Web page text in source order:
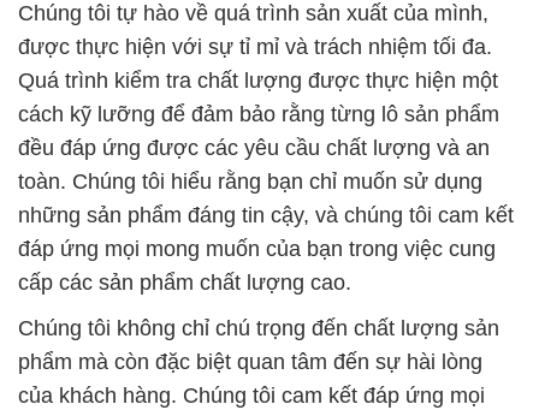
Chúng tôi tự hào về quá trình sản xuất của mình,
được thực hiện với sự tỉ mỉ và trách nhiệm tối đa.
Quá trình kiểm tra chất lượng được thực hiện một
cách kỹ lưỡng để đảm bảo rằng từng lô sản phẩm
đều đáp ứng được các yêu cầu chất lượng và an
toàn. Chúng tôi hiểu rằng bạn chỉ muốn sử dụng
những sản phẩm đáng tin cậy, và chúng tôi cam kết
đáp ứng mọi mong muốn của bạn trong việc cung
cấp các sản phẩm chất lượng cao.
Chúng tôi không chỉ chú trọng đến chất lượng sản
phẩm mà còn đặc biệt quan tâm đến sự hài lòng
của khách hàng. Chúng tôi cam kết đáp ứng mọi